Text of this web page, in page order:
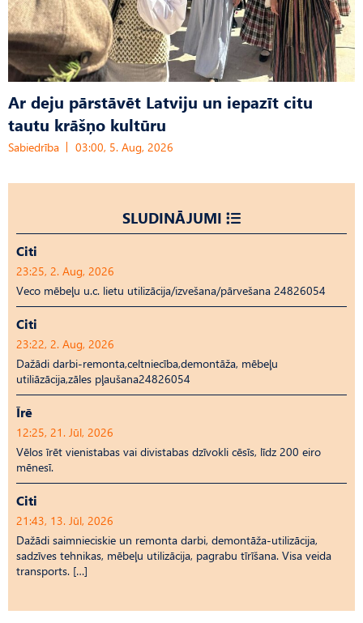
Ar deju pārstāvēt Latviju un iepazīt citu
tautu krāšņo kultūru
Sabiedrība 03:00, 5. Aug, 2026
SLUDINĀJUMI
Citi
23:25, 2. Aug, 2026
Veco mēbeļu u.c. lietu utilizācija/izvešana/pārvešana 24826054
Citi
23:22, 2. Aug, 2026
Dažādi darbi-remonta,celtniecība,demontāža, mēbeļu
utiliāzācija,zāles pļaušana24826054
Īrē
12:25, 21. Jūl, 2026
Vēlos īrēt vienistabas vai divistabas dzīvokli cēsīs, līdz 200 eiro
mēnesī.
Citi
21:43, 13. Jūl, 2026
Dažādi saimnieciskie un remonta darbi, demontāža-utilizācija,
sadzīves tehnikas, mēbeļu utilizācija, pagrabu tīrīšana. Visa veida
transports. […]